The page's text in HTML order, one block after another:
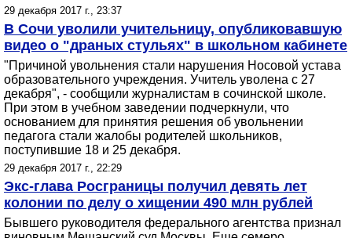
29 декабря 2017 г., 23:37
В Сочи уволили учительницу, опубликовавшую
видео о "драных стульях" в школьном кабинете
"Причиной увольнения стали нарушения Носовой устава
образовательного учреждения. Учитель уволена с 27
декабря", - сообщили журналистам в сочинской школе.
При этом в учебном заведении подчеркнули, что
основанием для принятия решения об увольнении
педагога стали жалобы родителей школьников,
поступившие 18 и 25 декабря.
29 декабря 2017 г., 22:29
Экс-глава Росграницы получил девять лет
колонии по делу о хищении 490 млн рублей
Бывшего руководителя федерального агентства признал